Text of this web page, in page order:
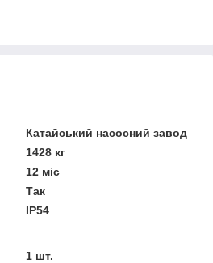
Катайський насосний завод
1428 кг
12 міс
Так
IP54
1 шт.